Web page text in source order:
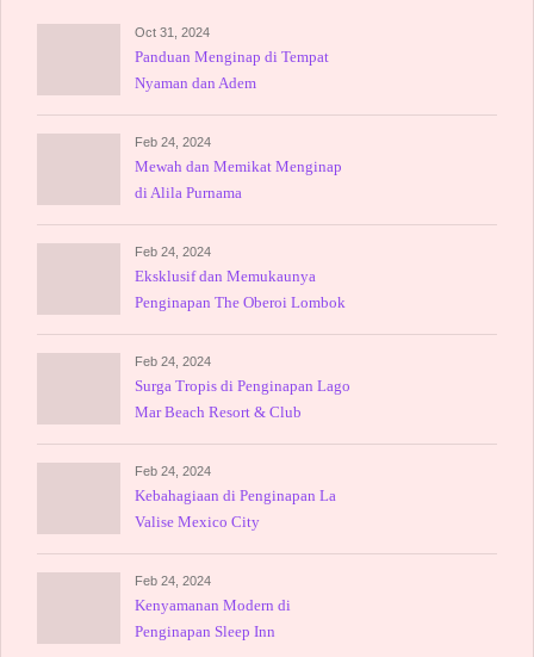
Oct 31, 2024
Panduan Menginap di Tempat
Nyaman dan Adem
Feb 24, 2024
Mewah dan Memikat Menginap
di Alila Purnama
Feb 24, 2024
Eksklusif dan Memukaunya
Penginapan The Oberoi Lombok
Feb 24, 2024
Surga Tropis di Penginapan Lago
Mar Beach Resort & Club
Feb 24, 2024
Kebahagiaan di Penginapan La
Valise Mexico City
Feb 24, 2024
Kenyamanan Modern di
Penginapan Sleep Inn